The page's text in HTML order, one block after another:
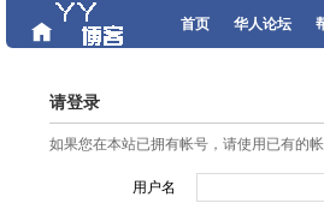
首页 华人论坛
请登录
如果您在本站已拥有帐号，请使用已有的
用户名